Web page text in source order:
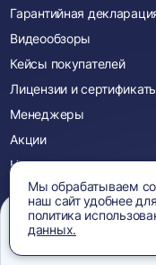
Мы обрабатываем
наш сайт удобнее
политика
данных.
Гарантийная
Видеообзоры
Кейсы покупателей
Лицензии и
Менеджеры
Акции
Новинки
Мы в соцсетях:
Вы
перейдете перейдете